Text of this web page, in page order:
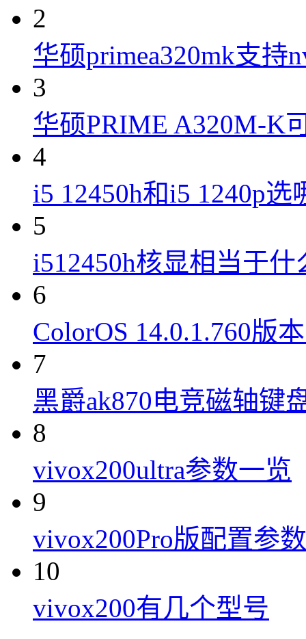
2
华硕primea320mk支持
3
华硕PRIME A320M-K
4
i5 12450h和i5 1240p选
5
i512450h核显相当于什
6
ColorOS 14.0.1.760版
7
黑爵ak870电竞磁轴键
8
vivox200ultra参数一览
9
vivox200Pro版配置参数
10
vivox200有几个型号